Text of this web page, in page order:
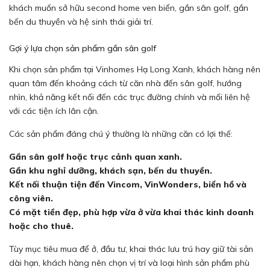
khách muốn sở hữu second home ven biển, gần sân golf, gần
bến du thuyền và hệ sinh thái giải trí.
Gợi ý lựa chọn sản phẩm gần sân golf
Khi chọn sản phẩm tại Vinhomes Hạ Long Xanh, khách hàng nên
quan tâm đến khoảng cách từ căn nhà đến sân golf, hướng
nhìn, khả năng kết nối đến các trục đường chính và mối liên hệ
với các tiện ích lân cận.
Các sản phẩm đáng chú ý thường là những căn có lợi thế:
Gần sân golf hoặc trục cảnh quan xanh.
Gần khu nghỉ dưỡng, khách sạn, bến du thuyền.
Kết nối thuận tiện đến Vincom, VinWonders, biển hồ và
công viên.
Có mặt tiền đẹp, phù hợp vừa ở vừa khai thác kinh doanh
hoặc cho thuê.
Tùy mục tiêu mua để ở, đầu tư, khai thác lưu trú hay giữ tài sản
dài hạn, khách hàng nên chọn vị trí và loại hình sản phẩm phù